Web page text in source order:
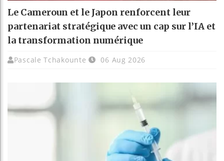
Le Cameroun et le Japon renforcent leur
partenariat stratégique avec un cap sur l’IA et
la transformation numérique
Pascale Tchakounte 06 Aug 2026